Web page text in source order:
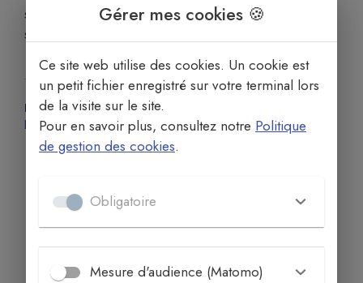
sauvegarde de la Création, au 4 octobre, fête de
saint François d’Assise. Face […]
PLUS D'INFORMATIONS
Gérer mes cookies 🍪
Ce site web utilise des cookies. Un cookie est
un petit fichier enregistré sur votre terminal lors
de la visite sur le site.
Pour en savoir plus, consultez notre Politique
de gestion des cookies.
Obligatoire
Mesure d'audience (Matomo)